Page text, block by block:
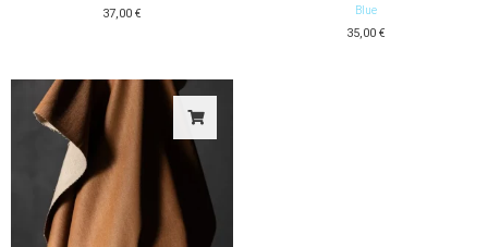
37,00 €
Blue
35,00 €